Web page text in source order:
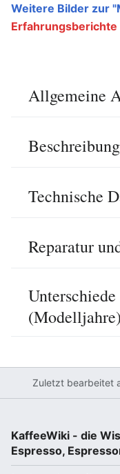
Weitere Bilder zur
Erfahrungsberichte
Allgemeine
Beschreibung
Technische
Reparatur
(Modelljahre)
Zuletzt bearbeitet
KaffeeWiki - die
Espresso,